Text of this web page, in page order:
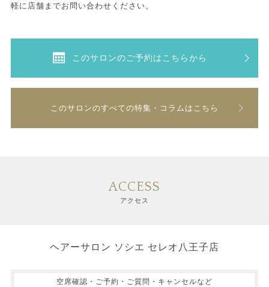
軽に店舗までお問い合わせください。
このサロンのご予約はこちらから
このサロンのすべての特集・コラムはこちら
ACCESS
アクセス
ヘアーサロン ソシエ セレオ八王子店
空席確認・ご予約・ご質問・キャンセルなど